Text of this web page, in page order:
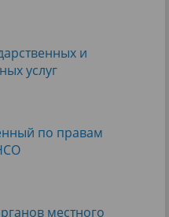
и
услуг
по правам
местного